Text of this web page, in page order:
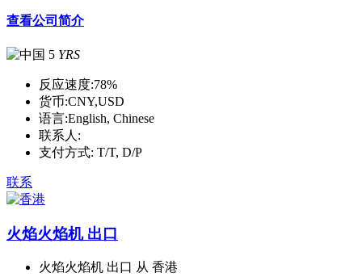
查看公司简介
5 YRS
反应速度:78%
货币:CNY,USD
语言:English, Chinese
联系人:
支付方式: T/T, D/P
联系
火焰火焰机 出口
火焰火焰机 出口 从 香港